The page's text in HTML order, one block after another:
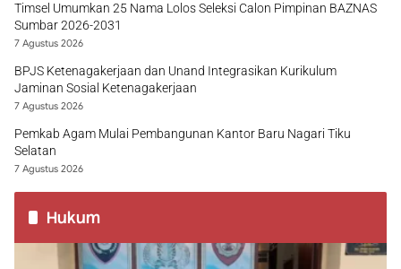
Timsel Umumkan 25 Nama Lolos Seleksi Calon Pimpinan BAZNAS
Sumbar 2026-2031
7 Agustus 2026
BPJS Ketenagakerjaan dan Unand Integrasikan Kurikulum
Jaminan Sosial Ketenagakerjaan
7 Agustus 2026
Pemkab Agam Mulai Pembangunan Kantor Baru Nagari Tiku
Selatan
7 Agustus 2026
Hukum